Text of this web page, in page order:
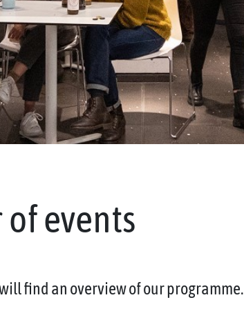
events
find an overview of our programme.